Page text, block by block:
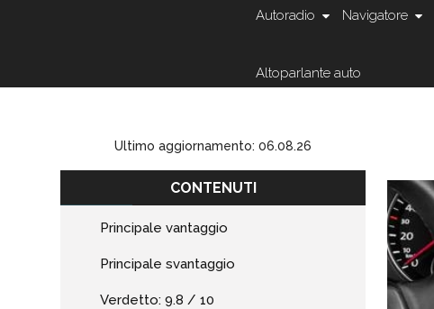
Autoradio Navigatore
Altoparlante auto
Ultimo aggiornamento: 06.08.26
CONTENUTI
Principale vantaggio
Principale svantaggio
Verdetto: 9.8 / 10